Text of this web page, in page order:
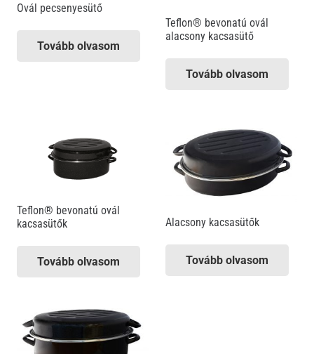
Ovál pecsenyesütő
Tovább olvasom
Teflon® bevonatú ovál
alacsony kacsasütő
Tovább olvasom
Teflon® bevonatú ovál
kacsasütők
Tovább olvasom
Alacsony kacsasütők
Tovább olvasom